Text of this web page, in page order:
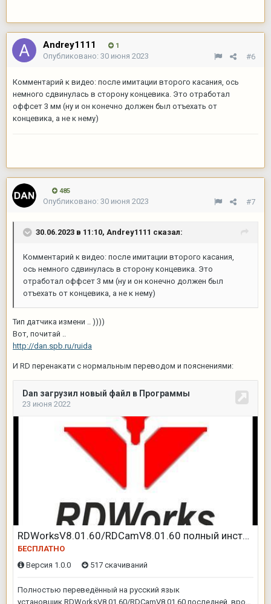
Andrey1111 1
#6
Опубликовано: 30 июня 2023
Комментарий к видео: после имитации второго касания, ось
немного сдвинулась в сторону концевика. Это отработал
оффсет 3 мм (ну и он конечно должен был отъехать от
концевика, а не к нему)
485
#7
Опубликовано: 30 июня 2023
30.06.2023 в 11:10, Andrey1111 сказал:
Комментарий к видео: после имитации второго касания,
ось немного сдвинулась в сторону концевика. Это
отработал оффсет 3 мм (ну и он конечно должен был
отъехать от концевика, а не к нему)
Тип датчика измени .. ))))
Вот, почитай ..
http://dan.spb.ru/ruida
И RD перенакати с нормальным переводом и пояснениями: